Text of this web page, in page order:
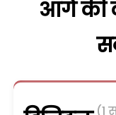
आगे की
(1